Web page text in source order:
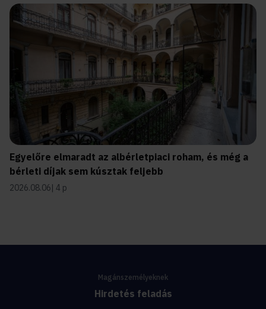
Egyelőre elmaradt az albérletpiaci roham, és még a
bérleti díjak sem kúsztak feljebb
2026.08.06 4 p
Magánszemélyeknek
Hirdetés feladás